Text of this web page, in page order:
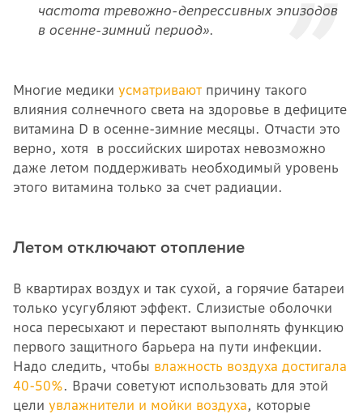
частота тревожно-депрессивных эпизодов
в осенне-зимний период».
Многие медики усматривают причину такого
влияния солнечного света на здоровье в дефиците
витамина D в осенне-зимние месяцы. Отчасти это
верно, хотя в российских широтах невозможно
даже летом поддерживать необходимый уровень
этого витамина только за счет радиации.
Летом отключают отопление
В квартирах воздух и так сухой, а горячие батареи
только усугубляют эффект. Слизистые оболочки
носа пересыхают и перестают выполнять функцию
первого защитного барьера на пути инфекции.
Надо следить, чтобы влажность воздуха достигала
40-50%. Врачи советуют использовать для этой
цели увлажнители и мойки воздуха, которые